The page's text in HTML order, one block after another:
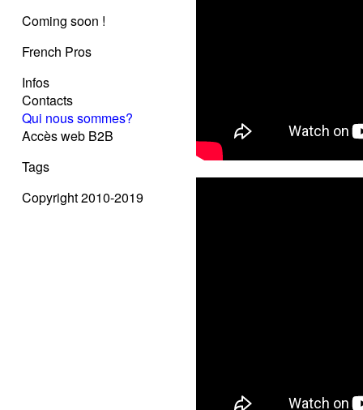
Coming soon !
French Pros
Infos
Contacts
Qui nous sommes?
Accès web B2B
Tags
Copyright 2010-2019